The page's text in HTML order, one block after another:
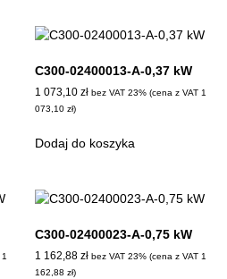
C300-02400013-A-0,37 kW
1 073,10 zł bez VAT 23% (cena z VAT 1
073,10 zł)
Dodaj do koszyka
1
C300-02400023-A-0,75 kW
1 162,88 zł bez VAT 23% (cena z VAT 1
162,88 zł)